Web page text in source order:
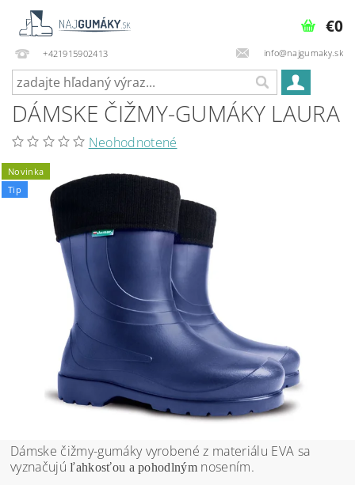
+421915902413 info@najgumaky.sk
€0
DÁMSKE ČIŽMY-GUMÁKY LAURA
Neohodnotené
Novinka
Tip
Dámske čižmy-gumáky vyrobené z materiálu EVA sa
vyznačujú ľahkosťou a pohodlným nosením.